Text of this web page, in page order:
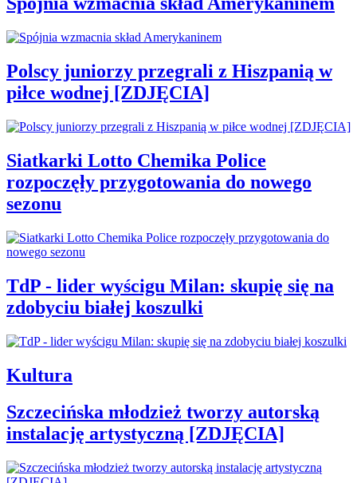
Polscy juniorzy przegrali z Hiszpanią w
piłce wodnej [ZDJĘCIA]
Siatkarki Lotto Chemika Police
rozpoczęły przygotowania do nowego
sezonu
TdP - lider wyścigu Milan: skupię się na
zdobyciu białej koszulki
Kultura
Szczecińska młodzież tworzy autorską
instalację artystyczną [ZDJĘCIA]